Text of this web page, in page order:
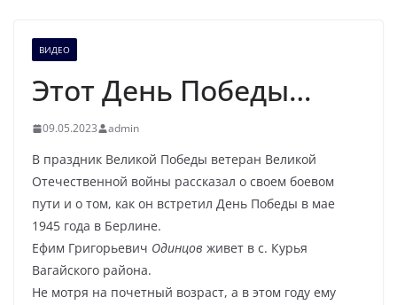
ВИДЕО
Этот День Победы…
09.05.2023 admin
В праздник Великой Победы ветеран Великой
Отечественной войны рассказал о своем боевом
пути и о том, как он встретил День Победы в мае
1945 года в Берлине.
Ефим Григорьевич Одинцов живет в с. Курья
Вагайского района.
Не мотря на почетный возраст, а в этом году ему